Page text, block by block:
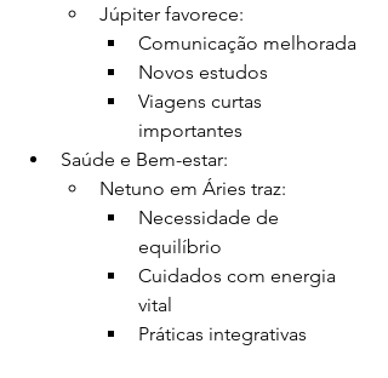
Júpiter favorece:
Comunicação melhorada
Novos estudos
Viagens curtas
importantes
Saúde e Bem-estar:
Netuno em Áries traz:
Necessidade de
equilíbrio
Cuidados com energia
vital
Práticas integrativas